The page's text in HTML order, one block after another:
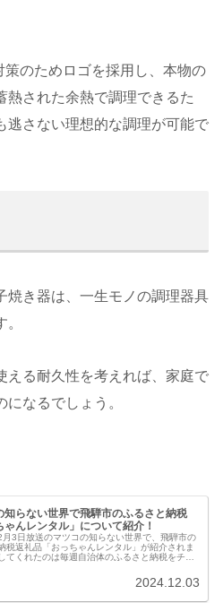
のためロゴを採用し、本物の
熱された余熱で調理できるた
逃さない理想的な調理が可能で
焼き器は、一生モノの調理器具
える耐久性を考えれば、家庭で
なるでしょう。
知らない世界で飛騨市のふるさと納税
ゃんレンタル」について紹介！
3日放送のマツコの知らない世界で、飛騨市の
税返礼品「おっちゃんレンタル」が紹介されま
てくれたのは毎週自治体のふるさと納税をチェ
2024.12.03